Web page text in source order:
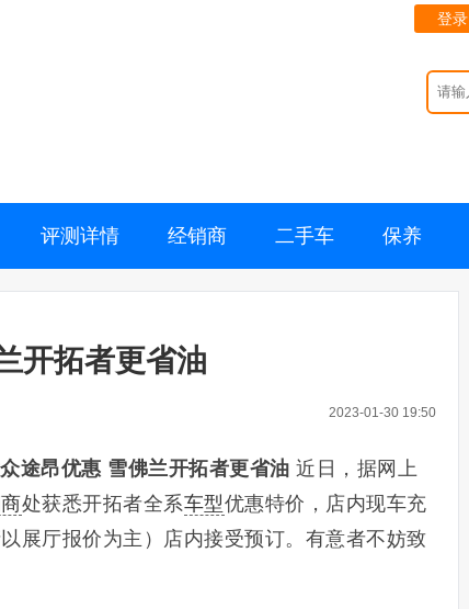
登录
评测详情 经销商 二手车 保养
开拓者更省油
2023-01-30 19:50
途昂优惠 雪佛兰开拓者更省油 近日，据网上
处获悉开拓者全系车型优惠特价，店内现车充
展厅报价为主）店内接受预订。有意者不妨致